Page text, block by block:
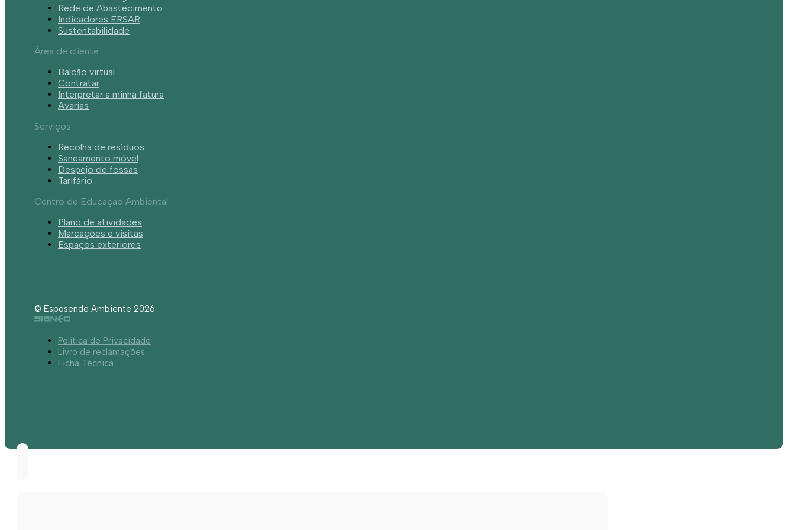
Rede de Abastecimento
Indicadores ERSAR
Sustentabilidade
Área de cliente
Balcão virtual
Contratar
Interpretar a minha fatura
Avarias
Serviços
Recolha de resíduos
Saneamento móvel
Despejo de fossas
Tarifário
Centro de Educação Ambiental
Plano de atividades
Marcações e visitas
Espaços exteriores
© Esposende Ambiente 2026
Política de Privacidade
Livro de reclamações
Ficha Técnica